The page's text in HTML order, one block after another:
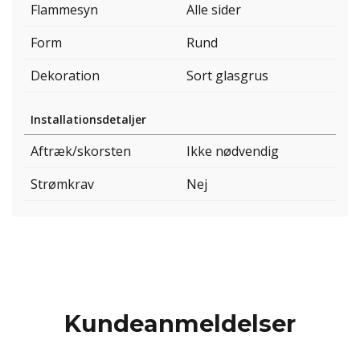
Flammesyn
Alle sider
Form
Rund
Dekoration
Sort glasgrus
Installationsdetaljer
Aftræk/skorsten
Ikke nødvendig
Strømkrav
Nej
Kundeanmeldelser